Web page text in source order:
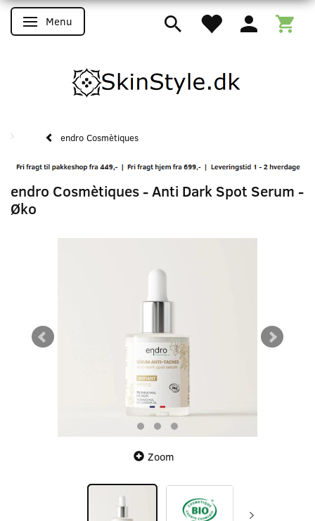
Skifte navigation
Menu
endro Cosmètiques
endro Cosmètiques - Anti Dark Spot Serum -
Øko
Zoom